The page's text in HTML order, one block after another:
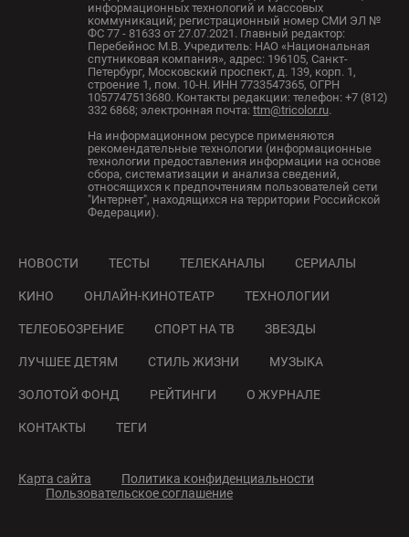
информационных технологий и массовых
коммуникаций; регистрационный номер СМИ ЭЛ №
ФС 77 - 81633 от 27.07.2021. Главный редактор:
Перебейнос М.В. Учредитель: НАО «Национальная
спутниковая компания», адрес: 196105, Санкт-
Петербург, Московский проспект, д. 139, корп. 1,
строение 1, пом. 10-Н. ИНН 7733547365, ОГРН
1057747513680. Контакты редакции: телефон: +7 (812)
332 6868; электронная почта: ttm@tricolor.ru.
На информационном ресурсе применяются
рекомендательные технологии (информационные
технологии предоставления информации на основе
сбора, систематизации и анализа сведений,
относящихся к предпочтениям пользователей сети
"Интернет", находящихся на территории Российской
Федерации).
НОВОСТИ ТЕСТЫ ТЕЛЕКАНАЛЫ СЕРИАЛЫ
КИНО ОНЛАЙН-КИНОТЕАТР ТЕХНОЛОГИИ
ТЕЛЕОБОЗРЕНИЕ СПОРТ НА ТВ ЗВЕЗДЫ
ЛУЧШЕЕ ДЕТЯМ СТИЛЬ ЖИЗНИ МУЗЫКА
ЗОЛОТОЙ ФОНД РЕЙТИНГИ О ЖУРНАЛЕ
КОНТАКТЫ ТЕГИ
Карта сайта
Политика конфиденциальности
Пользовательское соглашение